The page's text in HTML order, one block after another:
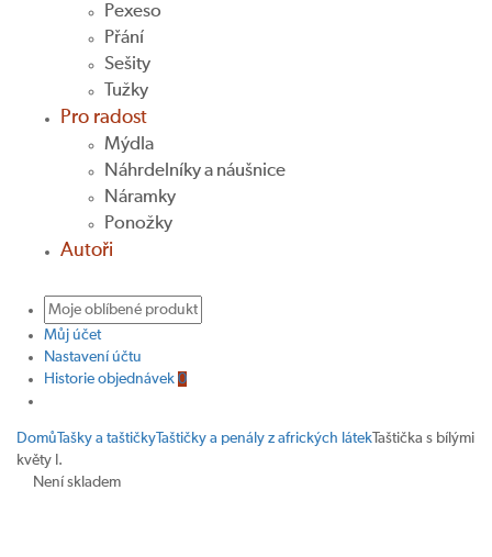
Pexeso
Přání
Sešity
Tužky
Pro radost
Mýdla
Náhrdelníky a náušnice
Náramky
Ponožky
Autoři
Můj účet
Nastavení účtu
Historie objednávek 0
DomůTašky a taštičkyTaštičky a penály z afrických látekTaštička s bílými
květy I.
Navigace
Taštička
Taštička
Není skladem